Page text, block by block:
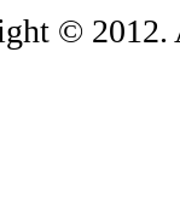
© 2012.